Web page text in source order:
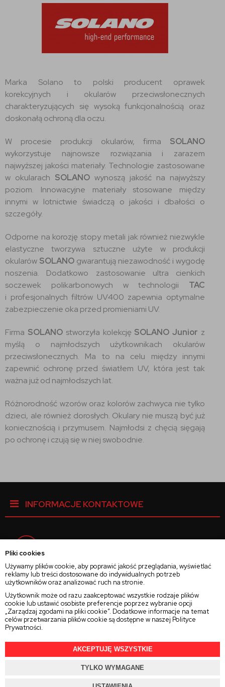
Pliki cookies
Używamy plików cookie, aby poprawić jakość przeglądania, wyświetlać
reklamy lub treści dostosowane do indywidualnych potrzeb
użytkowników oraz analizować ruch na stronie.
Użytkownik może od razu zaakceptować wszystkie rodzaje plików
cookie lub ustawić osobiste preferencje poprzez wybranie opcji
„Zarządzaj zgodami na pliki cookie”. Dodatkowe informacje na temat
celów przetwarzania plików cookie są dostępne w naszej Polityce
Prywatności.
AKCEPTUJĘ WSZYSTKIE
TYLKO WYMAGANE
Marka Solano to polski producent oprawek
korekcyjnych i okularów przeciwsłonecznych
charakteryzujących się wysoką funkcjonalnością oraz
doskonałą ochroną dla oczu.
W procesie produkcji okularów, firma SOLANO
wykorzystuje najnowsze rozwiązania i zarazem
najwyższej jakości materiały. Technologie zastosowane
w okularach SOLANO wynoszą jakość na najwyższy
poziom. Innowacyjne materiały stosowane między
innymi w lotnictwie świadczą o jakości i dbałości o
szczegóły.
Odporne na korozję stopy metali jak również niezwykle
elastyczne tworzywa sztuczne użyte w produkcji
okularów SOLANO gwarantują niezawodność i wygodę
noszenia. Dodatkowo zastosowanie ultra cienkich
soczewek polikarbonowych w technologii TAC
i profesjonalnych filtrów UV400 zapewnia optymalne
zabezpieczenie oka przed promieniami UV.
Firma SOLANO stworzyła kolekcję SOLANO Junior z
myślą o najmłodszych użytkownikach okularów
przeciwsłonecznych. Ma to na celu między innymi
zapewnić ochronę przed światłem UV, która jest tak
ważna już od najmłodszych lat.
Różnorodność wzorów oraz kolorów zachwyca nie tylko
dzieci, ale również dorosłych. Okulary nie muszą być już
koniecznością i przymusem. Najmłodsi z chęcią sięgają
po ochronę i czują się w niej swobodnie.
INFORMACJE KONTAKTOWE
Instagram
Twitter
2025 © Wszelkie Prawa ZastrzeżoneRajsoczewek.pl